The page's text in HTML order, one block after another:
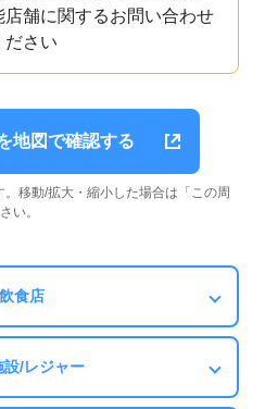
店舗に関するお問い合わせ
ださい
地図で確認する
移動/拡大・縮小した場合は「この周
い。
飲食店
設/レジャー